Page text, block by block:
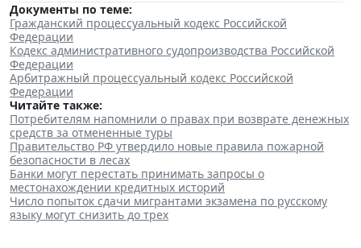
Документы по теме:
Гражданский процессуальный кодекс Российской
Федерации
Кодекс административного судопроизводства Российской
Федерации
Арбитражный процессуальный кодекс Российской
Федерации
Читайте также:
Потребителям напомнили о правах при возврате денежных
средств за отмененные туры
Правительство РФ утвердило новые правила пожарной
безопасности в лесах
Банки могут перестать принимать запросы о
местонахождении кредитных историй
Число попыток сдачи мигрантами экзамена по русскому
языку могут снизить до трех